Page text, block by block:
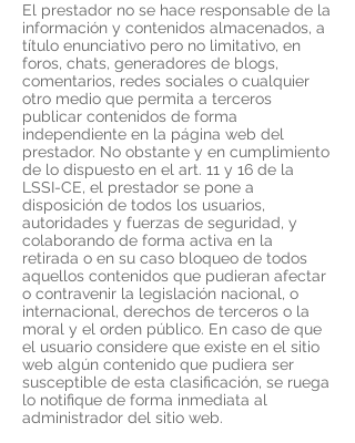
El prestador no se hace responsable de la
información y contenidos almacenados, a
título enunciativo pero no limitativo, en
foros, chats, generadores de blogs,
comentarios, redes sociales o cualquier
otro medio que permita a terceros
publicar contenidos de forma
independiente en la página web del
prestador. No obstante y en cumplimiento
de lo dispuesto en el art. 11 y 16 de la
LSSI-CE, el prestador se pone a
disposición de todos los usuarios,
autoridades y fuerzas de seguridad, y
colaborando de forma activa en la
retirada o en su caso bloqueo de todos
aquellos contenidos que pudieran afectar
o contravenir la legislación nacional, o
internacional, derechos de terceros o la
moral y el orden público. En caso de que
el usuario considere que existe en el sitio
web algún contenido que pudiera ser
susceptible de esta clasificación, se ruega
lo notifique de forma inmediata al
administrador del sitio web.